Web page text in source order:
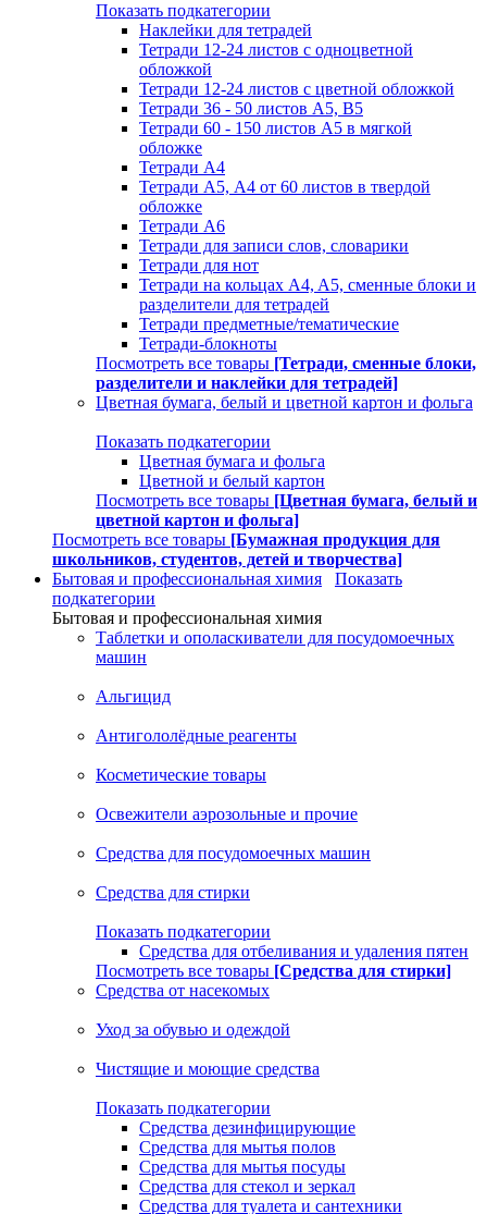
Показать подкатегории
Наклейки для тетрадей
Тетради 12-24 листов с одноцветной
обложкой
Тетради 12-24 листов с цветной обложкой
Тетради 36 - 50 листов A5, B5
Тетради 60 - 150 листов А5 в мягкой
обложке
Тетради А4
Тетради А5, А4 от 60 листов в твердой
обложке
Тетради А6
Тетради для записи слов, словарики
Тетради для нот
Тетради на кольцах A4, A5, сменные блоки и
разделители для тетрадей
Тетради предметные/тематические
Тетради-блокноты
Посмотреть все товары [Тетради, сменные блоки,
разделители и наклейки для тетрадей]
Цветная бумага, белый и цветной картон и фольга
Показать подкатегории
Цветная бумага и фольга
Цветной и белый картон
Посмотреть все товары [Цветная бумага, белый и
цветной картон и фольга]
Посмотреть все товары [Бумажная продукция для
школьников, студентов, детей и творчества]
Бытовая и профессиональная химия
Показать
подкатегории
Бытовая и профессиональная химия
Таблетки и ополаскиватели для посудомоечных
машин
Альгицид
Антигололёдные реагенты
Косметические товары
Освежители аэрозольные и прочие
Средства для посудомоечных машин
Средства для стирки
Показать подкатегории
Средства для отбеливания и удаления пятен
Посмотреть все товары [Средства для стирки]
Средства от насекомых
Уход за обувью и одеждой
Чистящие и моющие средства
Показать подкатегории
Средства дезинфицирующие
Средства для мытья полов
Средства для мытья посуды
Средства для стекол и зеркал
Средства для туалета и сантехники